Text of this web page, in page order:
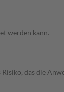
werden kann.
das die